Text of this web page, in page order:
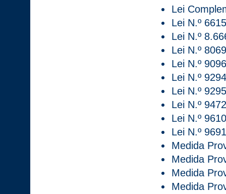
Lei
Lei N.º
Lei N.º
Lei N.º
Lei N.º
Lei N.º
Lei N.º
Lei N.º
Lei N.º
Lei N.º
Medida
Medida
Medida
Medida